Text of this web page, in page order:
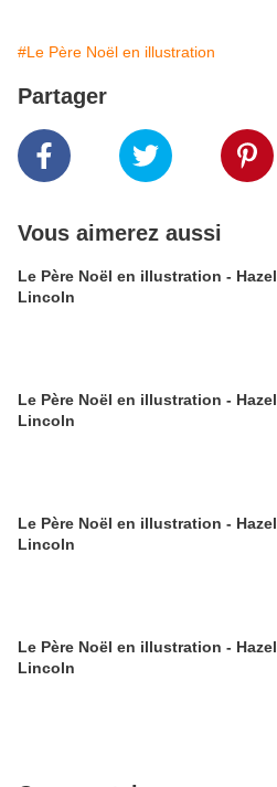
#Le Père Noël en illustration
Partager
Vous aimerez aussi
Le Père Noël en illustration - Hazel
Lincoln
Le Père Noël en illustration - Hazel
Lincoln
Le Père Noël en illustration - Hazel
Lincoln
Le Père Noël en illustration - Hazel
Lincoln